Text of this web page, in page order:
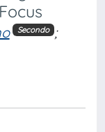
Secondo ;